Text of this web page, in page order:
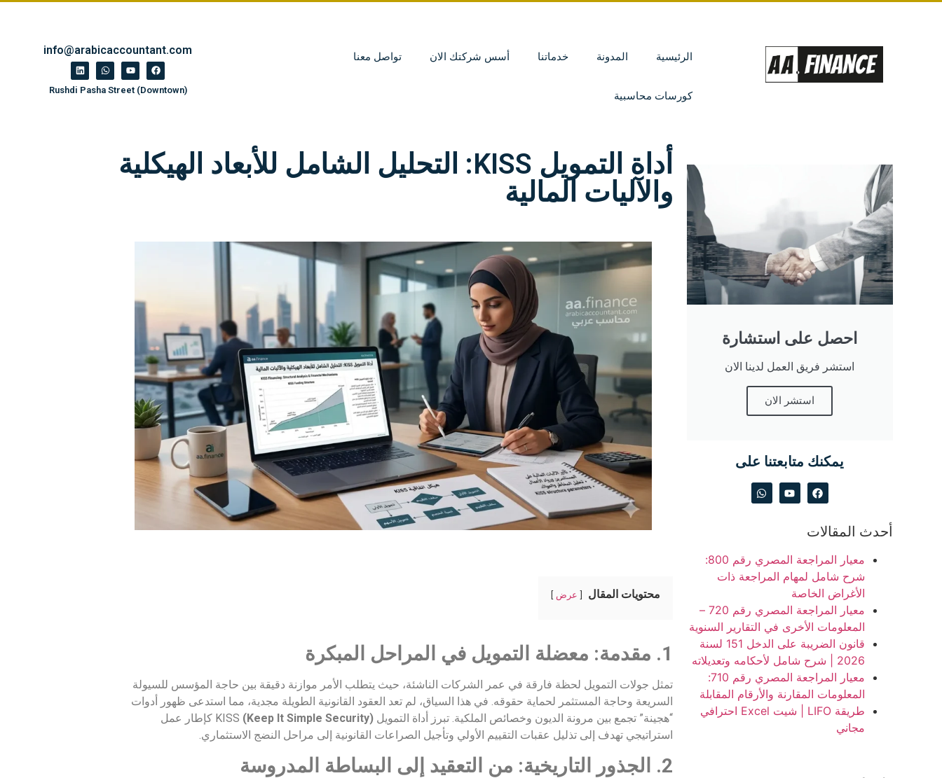
الرئيسية المدونة خدماتنا أسس شركتك الان تواصل معنا
كورسات محاسبية
info@arabicaccountant.com
Rushdi Pasha Street (Downtown)
احصل على استشارة
استشر فريق العمل لدينا الان
استشر الان
يمكنك متابعتنا على
أحدث المقالات
معيار المراجعة المصري رقم 800:
شرح شامل لمهام المراجعة ذات
الأغراض الخاصة
معيار المراجعة المصري رقم 720 –
المعلومات الأخرى في التقارير السنوية
قانون الضريبة على الدخل 151 لسنة
2026 | شرح شامل لأحكامه وتعديلاته
معيار المراجعة المصري رقم 710:
المعلومات المقارنة والأرقام المقابلة
طريقة LIFO | شيت Excel احترافي
مجاني
أداة التمويل KISS: التحليل الشامل للأبعاد الهيكلية
والآليات المالية
محتويات المقال عرض
1. مقدمة: معضلة التمويل في المراحل المبكرة
تمثل جولات التمويل لحظة فارقة في عمر الشركات الناشئة، حيث يتطلب الأمر موازنة دقيقة بين حاجة المؤسس للسيولة
السريعة وحاجة المستثمر لحماية حقوقه. في هذا السياق، لم تعد العقود القانونية الطويلة مجدية، مما استدعى ظهور أدوات
“هجينة” تجمع بين مرونة الديون وخصائص الملكية. تبرز أداة التمويل KISS(Keep It Simple Security)
كإطار عمل
استراتيجي تهدف إلى تذليل عقبات التقييم الأولي وتأجيل الصراعات القانونية إلى مراحل النضج الاستثماري.
2. الجذور التاريخية: من التعقيد إلى البساطة المدروسة